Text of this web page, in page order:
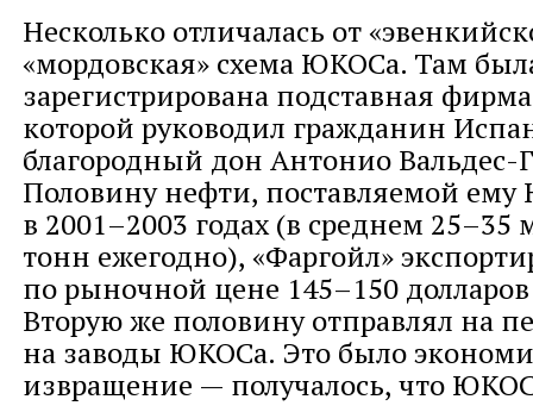
Несколько отличалась от
«мордовская» схема ЮКОСа. Там
зарегистрирована подставная
которой руководил гражданин
благородный дон Антонио Вальдес-
Половину нефти, поставляемой
в 2001–2003 годах (в среднем 25–35
тонн ежегодно), «Фаргойл»
по рыночной цене 145–150
Вторую же половину отправлял на
на заводы ЮКОСа. Это было
извращение — получалось, что